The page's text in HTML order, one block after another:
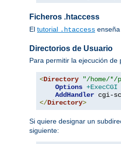
Ficheros .htaccess
El tutorial .htaccess
Directorios de Usuario
Para permitir la ejecución
<Directory "/home/*/
Options +ExecCGI
AddHandler cgi-
</Directory>
Si quiere designar un
siguiente: